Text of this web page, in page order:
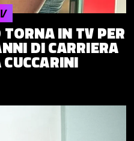
IN TV PER
DI CARRIERA